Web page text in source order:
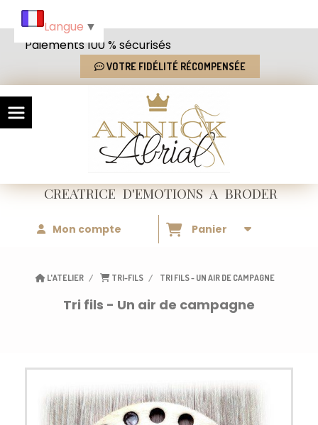
Paiements 100 % sécurisés
VOTRE FIDÉLITÉ RÉCOMPENSÉE
CREATRICED'EMOTIONSA BRODER
Mon compte Panier
L'ATELIER TRI-FILS TRI FILS - UN AIR DE CAMPAGNE
Tri fils - Un air de campagne
Langue ▼